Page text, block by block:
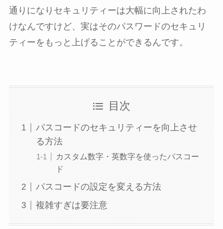
通りになりセキュリティーは大幅に向上されたわ
けなんですけど、実はそのパスワードのセキュリ
ティーをもっと上げることができるんです。
目次
パスコードのセキュリティーを向上させ
る方法
カスタム数字・英数字を使ったパスコー
ド
パスコードの設定を変える方法
複雑すぎは要注意